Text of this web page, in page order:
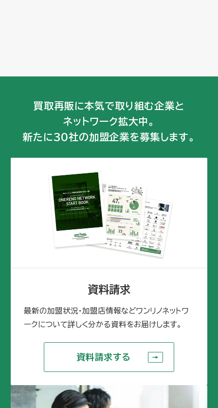
買取再販に本気で取り組む企業と
ネットワーク拡大中。
新たに30社の加盟企業を募集します。
資料請求
最新の加盟状況・加盟店情報などワンリノネットワ
ークについて詳しく分かる資料をお届けします。
資料請求する